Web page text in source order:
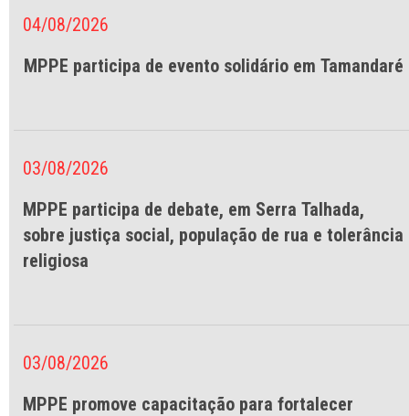
04/08/2026
MPPE participa de evento solidário em Tamandaré
03/08/2026
MPPE participa de debate, em Serra Talhada,
sobre justiça social, população de rua e tolerância
religiosa
03/08/2026
MPPE promove capacitação para fortalecer